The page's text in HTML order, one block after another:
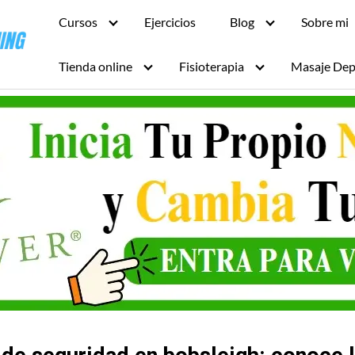
Cursos Ejercicios Blog Sobre mi
Tienda online Fisioterapia Masaje